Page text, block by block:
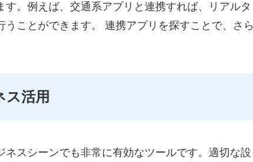
。例えば、交通系アプリと連携すれば、リアルタ
ことができます。 連携アプリを探すことで、さら
ス活用
スシーンでも非常に有効なツールです。適切な設